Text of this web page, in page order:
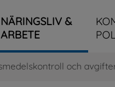
NÄRINGSLIV &
ARBETE
och